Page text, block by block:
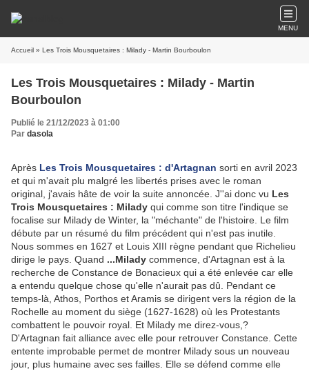
MENU
Accueil » Les Trois Mousquetaires : Milady - Martin Bourboulon
Les Trois Mousquetaires : Milady - Martin
Bourboulon
Publié le 21/12/2023 à 01:00
Par dasola
Après Les Trois Mousquetaires : d'Artagnan sorti en avril 2023
et qui m'avait plu malgré les libertés prises avec le roman
original, j'avais hâte de voir la suite annoncée. J''ai donc vu Les
Trois Mousquetaires : Milady qui comme son titre l'indique se
focalise sur Milady de Winter, la "méchante" de l'histoire. Le film
débute par un résumé du film précédent qui n'est pas inutile.
Nous sommes en 1627 et Louis XIII règne pendant que Richelieu
dirige le pays. Quand ...Milady commence, d'Artagnan est à la
recherche de Constance de Bonacieux qui a été enlevée car elle
a entendu quelque chose qu'elle n'aurait pas dû. Pendant ce
temps-là, Athos, Porthos et Aramis se dirigent vers la région de la
Rochelle au moment du siège (1627-1628) où les Protestants
combattent le pouvoir royal. Et Milady me direz-vous,?
D'Artagnan fait alliance avec elle pour retrouver Constance. Cette
entente improbable permet de montrer Milady sous un nouveau
jour, plus humaine avec ses failles. Elle se défend comme elle